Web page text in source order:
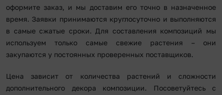
оформите заказ, и мы доставим его точно в назначенное
время. Заявки принимаются круглосуточно и выполняются
в самые сжатые сроки. Для составления композиций мы
используем только самые свежие растения – они
закупаются у постоянных проверенных поставщиков.
Цена зависит от количества растений и сложности
дополнительного декора композиции. Посоветуйтесь с